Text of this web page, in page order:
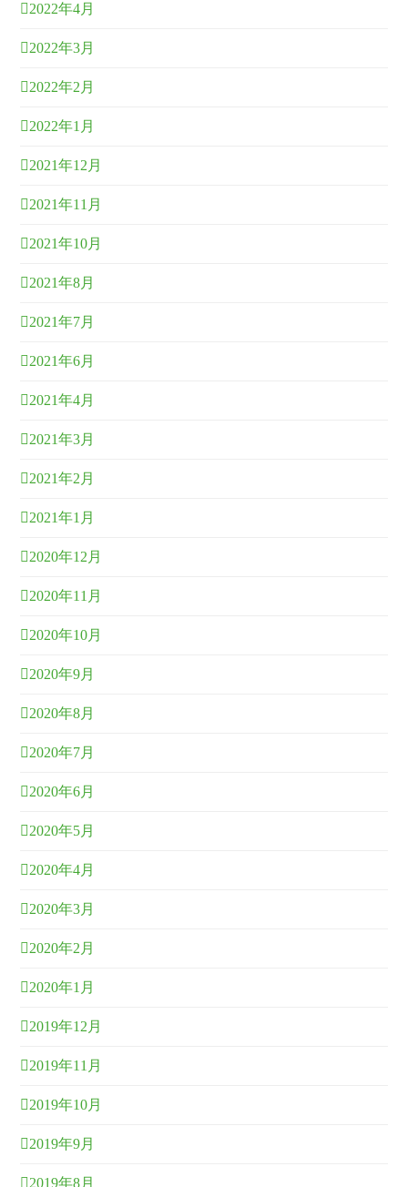
2022年4月
2022年3月
2022年2月
2022年1月
2021年12月
2021年11月
2021年10月
2021年8月
2021年7月
2021年6月
2021年4月
2021年3月
2021年2月
2021年1月
2020年12月
2020年11月
2020年10月
2020年9月
2020年8月
2020年7月
2020年6月
2020年5月
2020年4月
2020年3月
2020年2月
2020年1月
2019年12月
2019年11月
2019年10月
2019年9月
2019年8月